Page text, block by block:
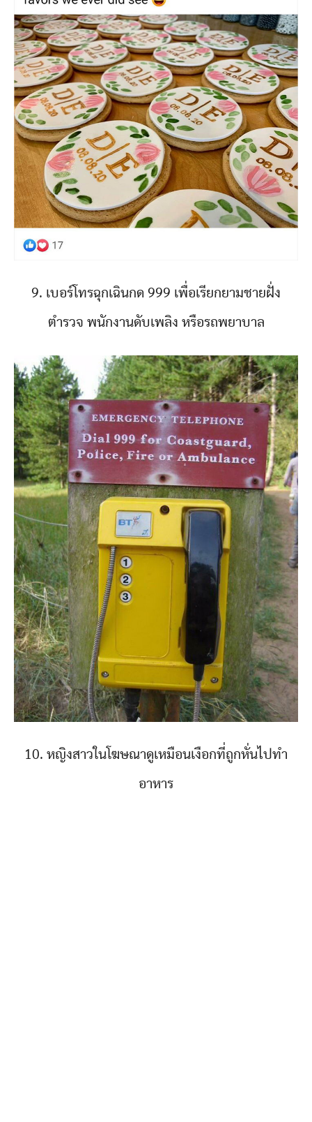
9. เบอร์โทรฉุกเฉินกด 999 เพื่อเรียกยามชายฝั่ง
ตำรวจ พนักงานดับเพลิง หรือรถพยาบาล
10. หญิงสาวในโฆษณาดูเหมือนเงือกที่ถูกหั่นไปทำ
อาหาร